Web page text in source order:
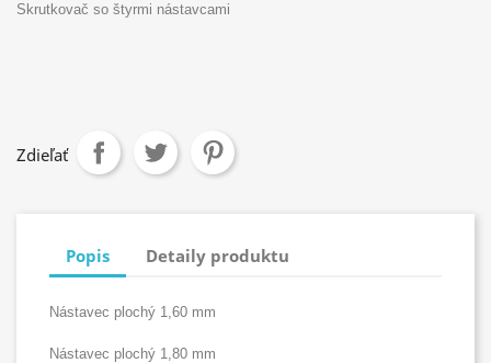
Skrutkovač so štyrmi nástavcami
Zdieľať
Popis Detaily produktu
Nástavec plochý 1,60 mm
Nástavec plochý 1,80 mm